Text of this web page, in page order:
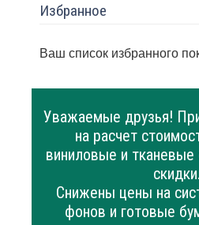
Избранное
Ваш список избранного
Уважаемые друзья!
на расчет
виниловые и
скидки.
Снижены цены на
фонов и готовые